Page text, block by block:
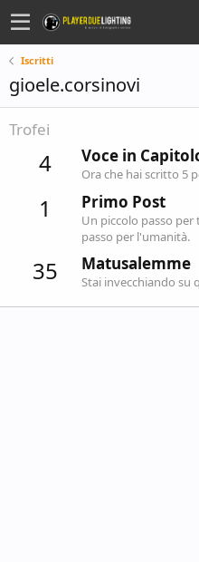
Iscritti
gioele.corsinovi
Trofei
4 Voce in
Ora che hai scritto 5
1 Primo Post
Un piccolo passo
passo per l'umanità.
35 Matusalemme
Stai invecchiando su